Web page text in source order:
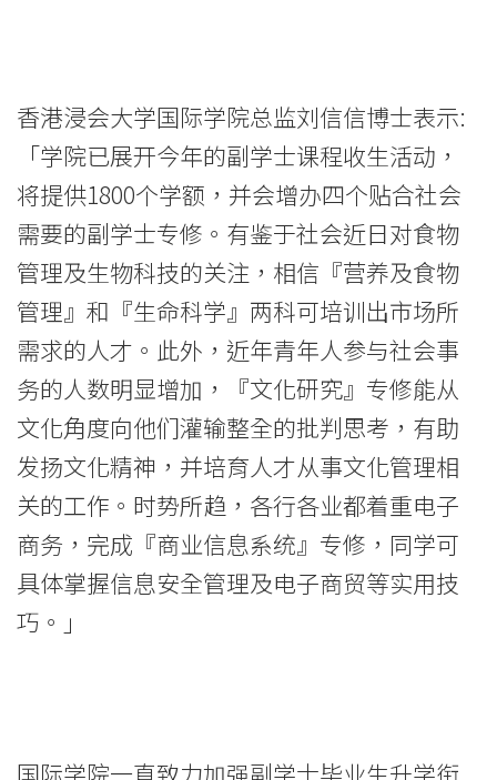
选
择
学
院
消
息
国
际
学
院
港
香港浸会大学国际学院总监刘信信博士表示:
「学院已展开今年的副学士课程收生活动，
将提供1800个学额，并会增办四个贴合社会
需要的副学士专修。有鉴于社会近日对食物
管理及生物科技的关注，相信『营养及食物
管理』和『生命科学』两科可培训出市场所
需求的人才。此外，近年青年人参与社会事
务的人数明显增加，『文化研究』专修能从
文化角度向他们灌输整全的批判思考，有助
发扬文化精神，并培育人才从事文化管理相
关的工作。时势所趋，各行各业都着重电子
商务，完成『商业信息系统』专修，同学可
具体掌握信息安全管理及电子商贸等实用技
巧。」